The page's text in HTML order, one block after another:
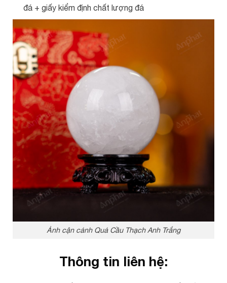
đá + giấy kiểm định chất lượng đá
Ảnh cận cảnh Quả Cầu Thạch Anh Trắng
Thông tin liên hệ: